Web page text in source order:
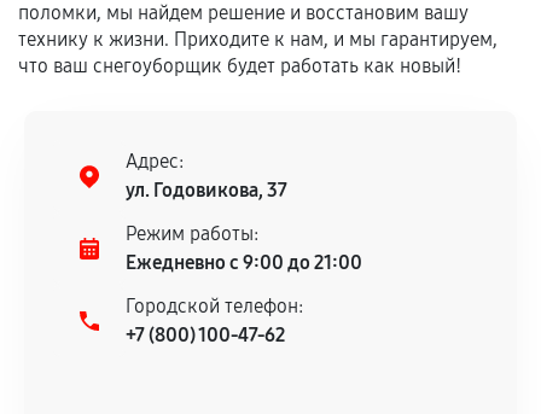
поломки, мы найдем решение и восстановим вашу
технику к жизни. Приходите к нам, и мы гарантируем,
что ваш снегоуборщик будет работать как новый!
Адрес:
ул. Годовикова, 37
Режим работы:
Ежедневно с 9:00 до 21:00
Городской телефон:
+7 (800) 100-47-62